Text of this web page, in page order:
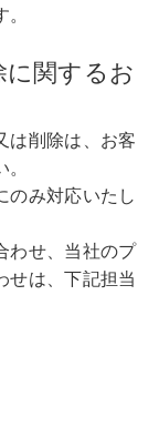
関するお
は削除は、お客
のみ対応いたし
わせ、当社のプ
せは、下記担当